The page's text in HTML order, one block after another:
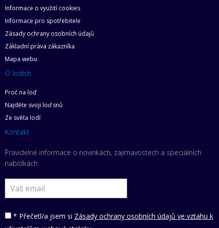
Informace o využití cookies
Informace pro spotřebitele
Zásady ochrany osobních údajů
Základní práva zákazníka
Mapa webu
O lodích
Proč na loď
Najděte svoji loď snů
Ze světa lodí
Kontakt
Pravidelné informace o novinkách, zajímavostech a speciálních
nabídkách.
* Přečetl/a jsem si Zásady ochrany osobních údajů ve vztahu k